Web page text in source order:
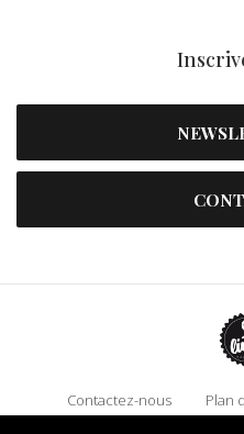
Contactez-nous Plan